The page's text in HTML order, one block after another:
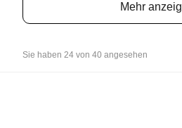
Mehr
Sie haben 24 von 40 angesehen